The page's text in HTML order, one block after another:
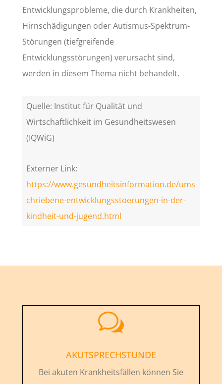
Entwicklungsprobleme, die durch Krankheiten,
Hirnschädigungen oder Autismus-Spektrum-
Störungen (tiefgreifende
Entwicklungsstörungen) verursacht sind,
werden in diesem Thema nicht behandelt.
Quelle: Institut für Qualität und
Wirtschaftlichkeit im Gesundheitswesen
(IQWiG)
Externer Link:
https://www.gesundheitsinformation.de/ums
chriebene-entwicklungsstoerungen-in-der-
kindheit-und-jugend.html
w
AKUTSPRECHSTUNDE
Bei akuten Krankheitsfällen können Sie